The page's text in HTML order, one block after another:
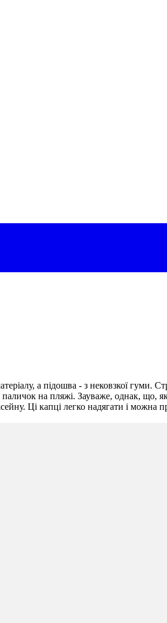
а підошва - з нековзкої гуми.
на пляжі. Зауваже, однак, що,
Ці капці легко надягати і